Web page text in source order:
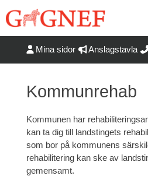
till
Mina sidor Anslagstavla
Kommunrehab
Kommunen har
kan ta dig till landstingets
som bor på kommunens
rehabilitering kan ske av
gemensamt.